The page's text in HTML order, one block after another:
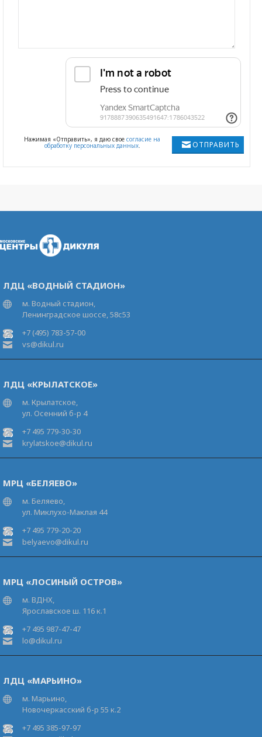
ОТПРАВИТЬ
Нажимая «Отправить», я даю свое согласие на
обработку персональных данных.
ЛДЦ «ВОДНЫЙ СТАДИОН»
м. Водный стадион,
Ленинградское шоссе, 58с53
+7 (495) 783-57-00
vs@dikul.ru
ЛДЦ «КРЫЛАТСКОЕ»
м. Крылатское,
ул. Осенний б-р 4
+7 495 779-30-30
krylatskoe@dikul.ru
МРЦ «БЕЛЯЕВО»
м. Беляево,
ул. Миклухо-Маклая 44
+7 495 779-20-20
belyaevo@dikul.ru
МРЦ «ЛОСИНЫЙ ОСТРОВ»
м. ВДНХ,
Ярославское ш. 116 к.1
+7 495 987-47-47
lo@dikul.ru
ЛДЦ «МАРЬИНО»
м. Марьино,
Новочеркасский б-р 55 к.2
+7 495 385-97-97